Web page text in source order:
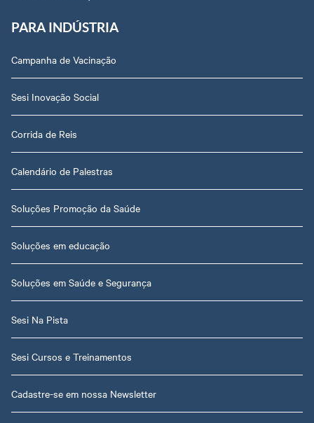
PARA INDÚSTRIA
Campanha de Vacinação
Sesi Inovação Social
Corrida de Reis
Calendário de Palestras
Soluções Promoção da Saúde
Soluções em educação
Soluções em Saúde e Segurança
Sesi Na Pista
Sesi Cursos e Treinamentos
Cadastre-se em nossa Newsletter